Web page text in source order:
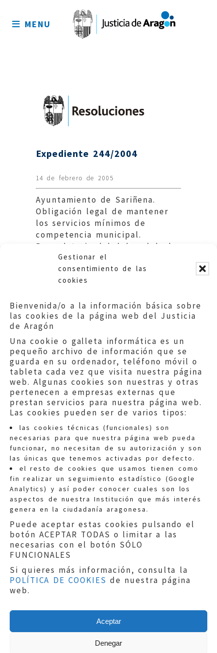
Gestionar el
consentimiento de las
cookies
Bienvenida/o a la información básica sobre
las cookies de la página web del Justicia
de Aragón
Una cookie o galleta informática es un
pequeño archivo de información que se
guarda en su ordenador, teléfono móvil o
tableta cada vez que visita nuestra página
web. Algunas cookies son nuestras y otras
pertenecen a empresas externas que
prestan servicios para nuestra página web.
Las cookies pueden ser de varios tipos:
las cookies técnicas (funcionales) son
necesarias para que nuestra página web pueda
funcionar, no necesitan de su autorización y son
las únicas que tenemos activadas por defecto.
el resto de cookies que usamos tienen como
fin realizar un seguimiento estadístico (Google
Analytics) y así poder conocer cuales son los
aspectos de nuestra Institución que más interés
genera en la ciudadanía aragonesa.
Puede aceptar estas cookies pulsando el
botón ACEPTAR TODAS o limitar a las
necesarias con el botón SÓLO
FUNCIONALES
Si quieres más información, consulta la
POLÍTICA DE COOKIES de nuestra página
web.
Aceptar
Denegar
sitio
MENU
Expediente 244/2004
14 de febrero de 2005
Ayuntamiento de Sariñena.
Obligación legal de mantener
los servicios mínimos de
competencia municipal.
Recordatorio del deber delgal
de colaborar con el Justicia.
Quejas:quejas@eljusticiadearagon.es
Información general:
informacion@eljusticiadearagon.es
Teléfonos:900 210 210/
Aviso legal|Política de privacidad|
Protección de Datos
Política de cookies
Copyright © 2019El Justicia de Aragón|
Sephor Consulting